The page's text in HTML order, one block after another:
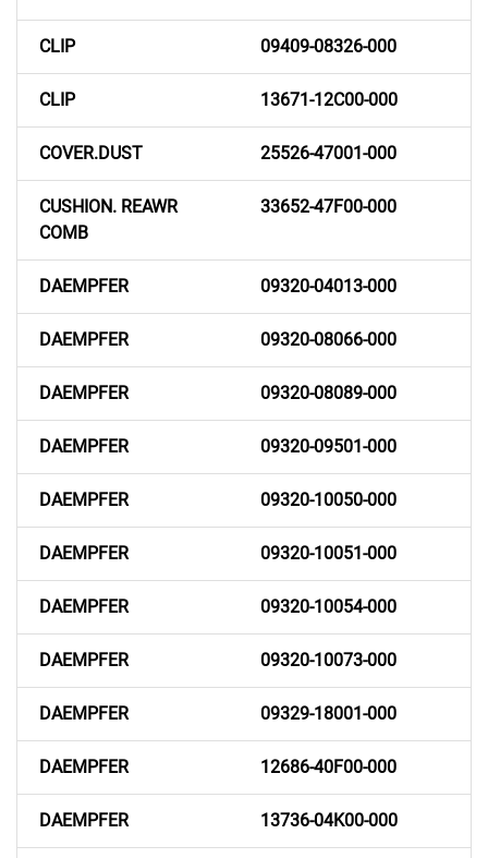
CLIP 09409-08326-000
CLIP 13671-12C00-000
COVER.DUST 25526-47001-000
CUSHION. REAWR
COMB
33652-47F00-000
DAEMPFER 09320-04013-000
DAEMPFER 09320-08066-000
DAEMPFER 09320-08089-000
DAEMPFER 09320-09501-000
DAEMPFER 09320-10050-000
DAEMPFER 09320-10051-000
DAEMPFER 09320-10054-000
DAEMPFER 09320-10073-000
DAEMPFER 09329-18001-000
DAEMPFER 12686-40F00-000
DAEMPFER 13736-04K00-000